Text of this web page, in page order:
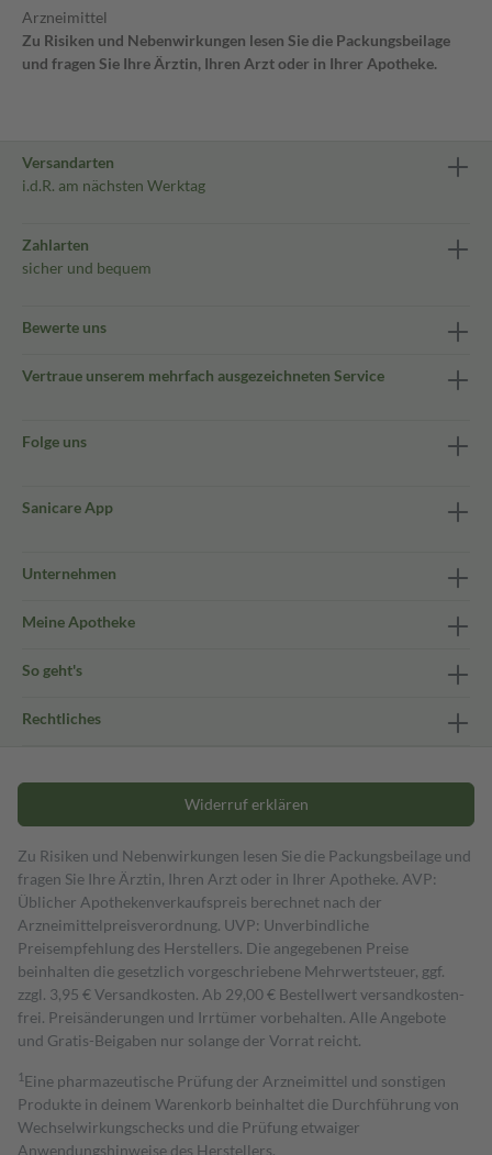
Arzneimittel
Zu Risiken und Nebenwirkungen lesen Sie die Packungsbeilage
und fragen Sie Ihre Ärztin, Ihren Arzt oder in Ihrer Apotheke.
Versandarten
i.d.R. am nächsten Werktag
Zahlarten
sicher und bequem
Bewerte uns
Vertraue unserem mehrfach ausgezeichneten Service
Folge uns
Sanicare App
Unternehmen
Meine Apotheke
So geht's
Rechtliches
Widerruf erklären
Zu Risiken und Nebenwirkungen lesen Sie die Packungsbeilage und
fragen Sie Ihre Ärztin, Ihren Arzt oder in Ihrer Apotheke. AVP:
Üblicher Apothekenverkaufspreis berechnet nach der
Arzneimittelpreisverordnung. UVP: Unverbindliche
Preisempfehlung des Herstellers. Die angegebenen Preise
beinhalten die gesetzlich vorgeschriebene Mehrwertsteuer, ggf.
zzgl. 3,95 € Versandkosten. Ab 29,00 € Bestell­wert versand­kosten­
frei. Preisänderungen und Irrtümer vorbehalten. Alle Angebote
und Gratis-Beigaben nur solange der Vorrat reicht.
1 Eine pharmazeutische Prüfung der Arzneimittel und sonstigen
Produkte in deinem Warenkorb beinhaltet die Durchführung von
Wechselwirkungschecks und die Prüfung etwaiger
Anwendungshinweise des Herstellers.